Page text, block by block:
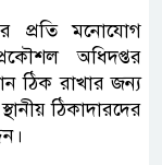
প্রতি মনোযোগ
অধিদপ্তর
ঠিক রাখার জন্য
ঠিকাদারদের